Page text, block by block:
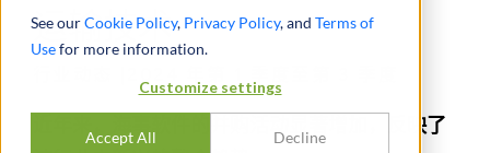
See ourCookie Policy, Privacy Policy, and Terms of
Usefor more information.
Customize settings
Accept All Decline
运输技术
近年来，海事软件的并购活动显著增加，反映了